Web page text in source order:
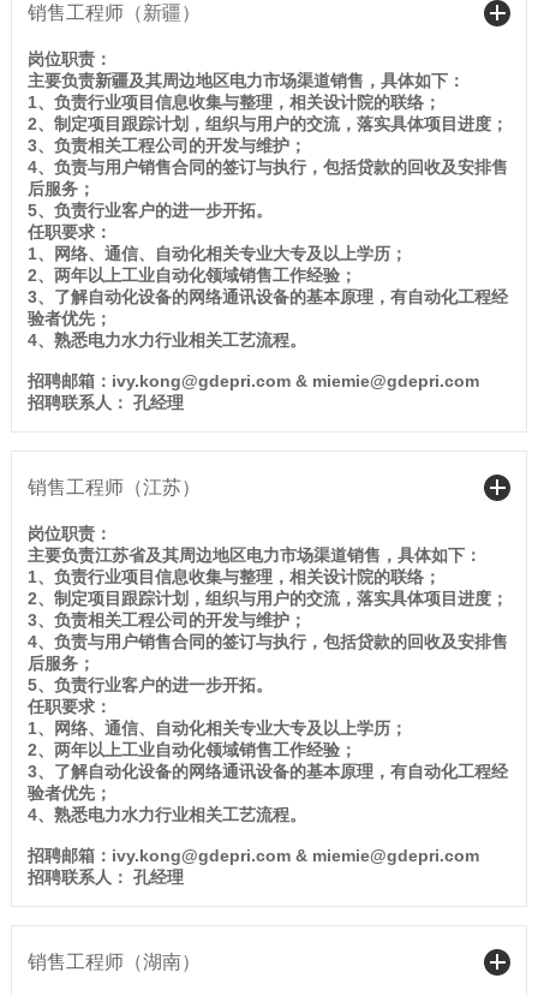
销售工程师（新疆）
岗位职责：
主要负责新疆及其周边地区电力市场渠道销售，具体如下：
1、负责行业项目信息收集与整理，相关设计院的联络；
2、制定项目跟踪计划，组织与用户的交流，落实具体项目进度；
3、负责相关工程公司的开发与维护；
4、负责与用户销售合同的签订与执行，包括贷款的回收及安排售
后服务；
5、负责行业客户的进一步开拓。
任职要求：
1、网络、通信、自动化相关专业大专及以上学历；
2、两年以上工业自动化领域销售工作经验；
3、了解自动化设备的网络通讯设备的基本原理，有自动化工程经
验者优先；
4、熟悉电力水力行业相关工艺流程。
招聘邮箱：ivy.kong@gdepri.com & miemie@gdepri.com
招聘联系人： 孔经理
销售工程师（江苏）
岗位职责：
主要负责江苏省及其周边地区电力市场渠道销售，具体如下：
1、负责行业项目信息收集与整理，相关设计院的联络；
2、制定项目跟踪计划，组织与用户的交流，落实具体项目进度；
3、负责相关工程公司的开发与维护；
4、负责与用户销售合同的签订与执行，包括贷款的回收及安排售
后服务；
5、负责行业客户的进一步开拓。
任职要求：
1、网络、通信、自动化相关专业大专及以上学历；
2、两年以上工业自动化领域销售工作经验；
3、了解自动化设备的网络通讯设备的基本原理，有自动化工程经
验者优先；
4、熟悉电力水力行业相关工艺流程。
招聘邮箱：ivy.kong@gdepri.com & miemie@gdepri.com
招聘联系人： 孔经理
销售工程师（湖南）